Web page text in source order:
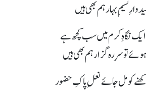
نسیمِ بہار ہم بھی ہیں
نگاہِ کرم میں سب کچھ ہے
تو سرِ رہ گزار ہم بھی ہیں
کو مل جائے نعلِ پاکِ حضور